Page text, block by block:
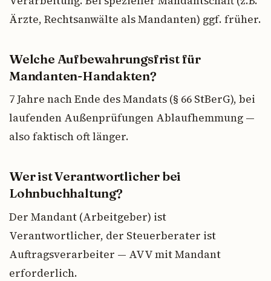
Ärzte, Rechtsanwälte als Mandanten) ggf. früher.
Welche Aufbewahrungsfrist für
Mandanten-Handakten?
7 Jahre nach Ende des Mandats (§ 66 StBerG), bei
laufenden Außenprüfungen Ablaufhemmung —
also faktisch oft länger.
Wer ist Verantwortlicher bei
Lohnbuchhaltung?
Der Mandant (Arbeitgeber) ist
Verantwortlicher, der Steuerberater ist
Auftragsverarbeiter — AVV mit Mandant
erforderlich.